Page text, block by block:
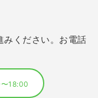
みください。お電話
18:00